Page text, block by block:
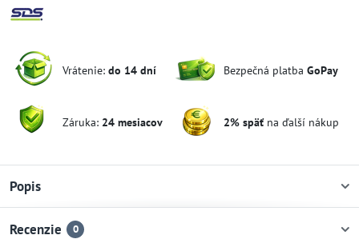
Vrátenie: do 14 dní Bezpečná platba GoPay
Záruka: 24 mesiacov 2% späťna ďalší nákup
Popis
Recenzie 0